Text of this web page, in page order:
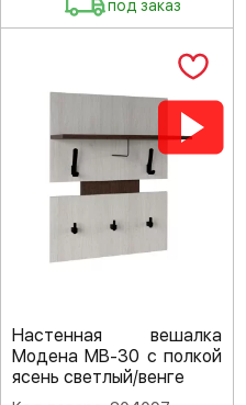
под заказ
Настенная вешалка
Модена МВ-30 с полкой
ясень светлый/венге